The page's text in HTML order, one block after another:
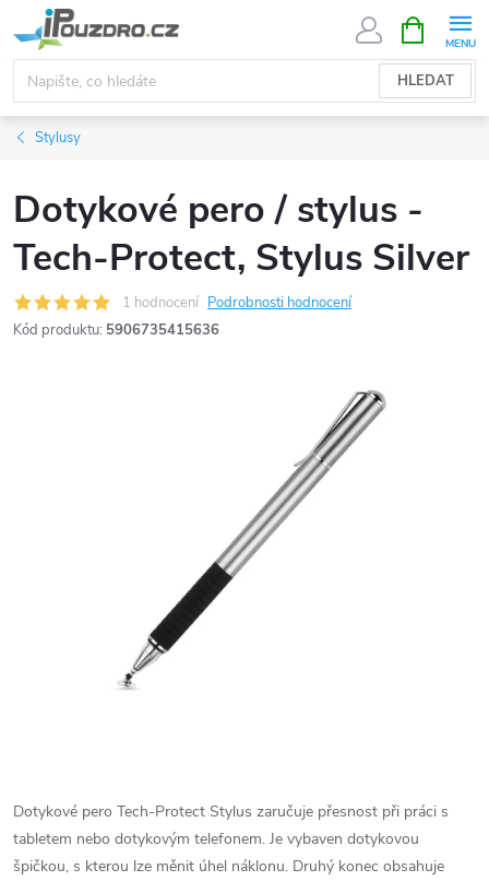
na
obsah
HLEDAT
NÁKUPNÍ
KOŠÍK
Stylusy
Dotykové pero / stylus -
Tech-Protect, Stylus Silver
1 hodnocení Podrobnosti hodnocení
Kód produktu: 5906735415636
Dotykové pero Tech-Protect Stylus zaručuje přesnost při práci s
tabletem nebo dotykovým telefonem. Je vybaven dotykovou
špičkou, s kterou lze měnit úhel náklonu. Druhý konec obsahuje